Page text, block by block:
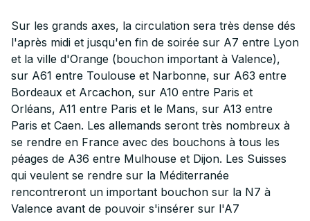
Sur les grands axes, la circulation sera très dense dés
l'après midi et jusqu'en fin de soirée sur A7 entre Lyon
et la ville d'Orange (bouchon important à Valence),
sur A61 entre Toulouse et Narbonne, sur A63 entre
Bordeaux et Arcachon, sur A10 entre Paris et
Orléans, A11 entre Paris et le Mans, sur A13 entre
Paris et Caen. Les allemands seront très nombreux à
se rendre en France avec des bouchons à tous les
péages de A36 entre Mulhouse et Dijon. Les Suisses
qui veulent se rendre sur la Méditerranée
rencontreront un important bouchon sur la N7 à
Valence avant de pouvoir s'insérer sur l'A7